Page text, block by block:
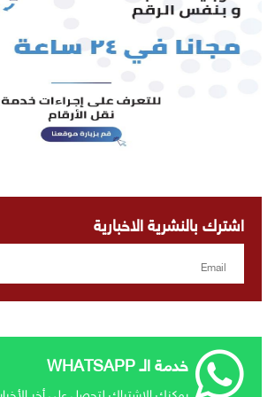
اشترك بالنشرية الاخبارية
خدمة الـ WHATSAPP
يمكنك الإشتراك لتحصل علي أخر الأخبار